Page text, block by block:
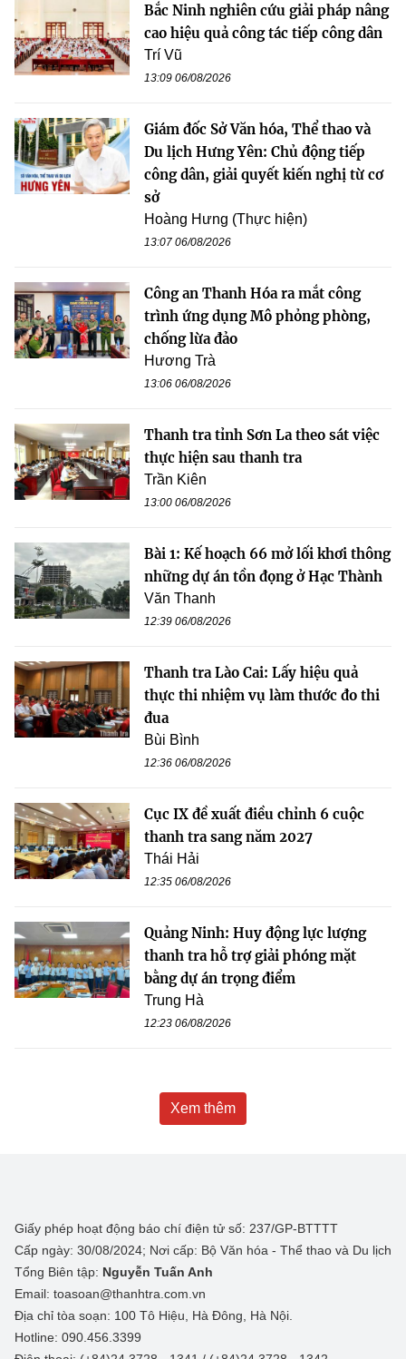
Bắc Ninh nghiên cứu giải pháp nâng
cao hiệu quả công tác tiếp công dân
Trí Vũ
13:09 06/08/2026
Giám đốc Sở Văn hóa, Thể thao và
Du lịch Hưng Yên: Chủ động tiếp
công dân, giải quyết kiến nghị từ cơ
sở
Hoàng Hưng (Thực hiện)
13:07 06/08/2026
Công an Thanh Hóa ra mắt công
trình ứng dụng Mô phỏng phòng,
chống lừa đảo
Hương Trà
13:06 06/08/2026
Thanh tra tỉnh Sơn La theo sát việc
thực hiện sau thanh tra
Trần Kiên
13:00 06/08/2026
Bài 1: Kế hoạch 66 mở lối khơi thông
những dự án tồn đọng ở Hạc Thành
Văn Thanh
12:39 06/08/2026
Thanh tra Lào Cai: Lấy hiệu quả
thực thi nhiệm vụ làm thước đo thi
đua
Bùi Bình
12:36 06/08/2026
Cục IX đề xuất điều chỉnh 6 cuộc
thanh tra sang năm 2027
Thái Hải
12:35 06/08/2026
Quảng Ninh: Huy động lực lượng
thanh tra hỗ trợ giải phóng mặt
bằng dự án trọng điểm
Trung Hà
12:23 06/08/2026
Xem thêm
Giấy phép hoạt động báo chí điện tử số: 237/GP-BTTTT
Cấp ngày: 30/08/2024; Nơi cấp: Bộ Văn hóa - Thể thao và Du lịch
Tổng Biên tập: Nguyễn Tuấn Anh
Email: toasoan@thanhtra.com.vn
Địa chỉ tòa soạn: 100 Tô Hiệu, Hà Đông, Hà Nội.
Hotline: 090.456.3399